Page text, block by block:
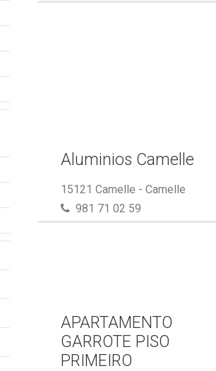
Aluminios Camelle
15121 Camelle - Camelle
981 71 02 59
APARTAMENTO
GARROTE PISO
PRIMEIRO